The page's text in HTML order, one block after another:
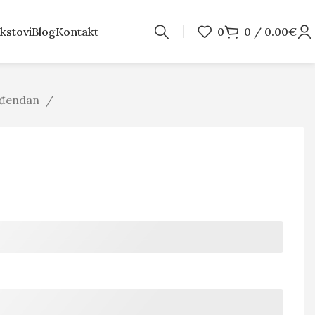
BlogKontakt 0 0 / 0.00€